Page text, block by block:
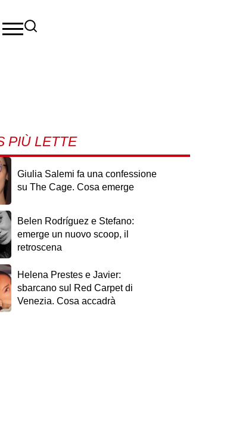
PIÙ LETTE
Giulia Salemi fa una confessione
su The Cage. Cosa emerge
Belen Rodríguez e Stefano:
emerge un nuovo scoop, il
retroscena
Helena Prestes e Javier:
sbarcano sul Red Carpet di
Venezia. Cosa accadrà